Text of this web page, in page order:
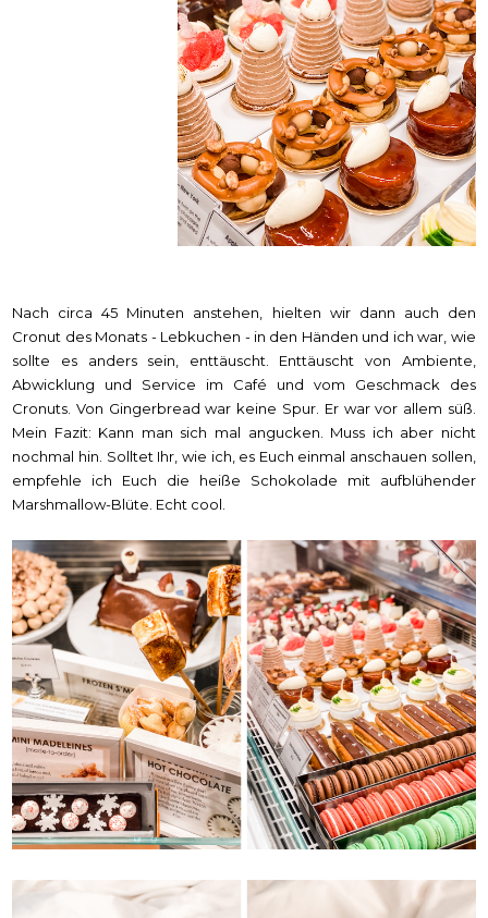
Nach circa 45 Minuten anstehen, hielten wir dann auch den
Cronut des Monats - Lebkuchen - in den Händen und ich war, wie
sollte es anders sein, enttäuscht. Enttäuscht von Ambiente,
Abwicklung und Service im Café und vom Geschmack des
Cronuts. Von Gingerbread war keine Spur. Er war vor allem süß.
Mein Fazit: Kann man sich mal angucken. Muss ich aber nicht
nochmal hin. Solltet Ihr, wie ich, es Euch einmal anschauen sollen,
empfehle ich Euch die heiße Schokolade mit aufblühender
Marshmallow-Blüte. Echt cool.